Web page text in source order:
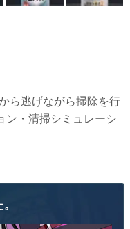
ら逃げながら掃除を行
ン・清掃シミュレーシ